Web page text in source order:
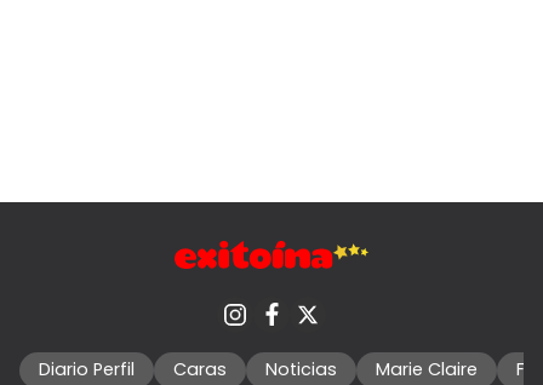
Diario Perfil Caras Noticias Marie Claire